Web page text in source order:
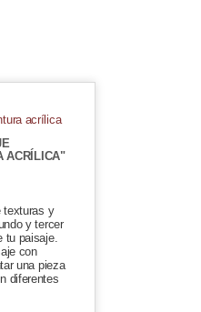
ACRÍLICA"
texturas y
y tercer
tu paisaje.
con
una pieza
diferentes